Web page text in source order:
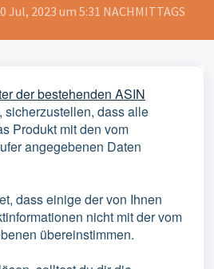
Jul, 2023 um 5:31 NACHMITTAGS
der bestehenden ASIN
sicherzustellen, dass alle
Produkt mit den vom
angegebenen Daten
dass einige der von Ihnen
nicht mit der vom
übereinstimmen.